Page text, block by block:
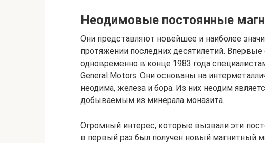
Неодимовые постоянные
Они представляют новейшее и наиболее
протяжении последних десятилетий.
одновременно в конце 1983 года
General Motors. Они основаны на
неодима, железа и бора. Из них неодим
добываемым из минерала моназита.
Огромный интерес, которые вызвали эти
в первый раз был получен новый магнитный